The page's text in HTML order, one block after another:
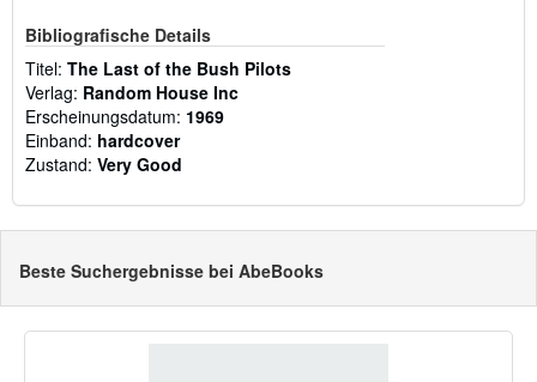
Bibliografische Details
Titel: The Last of the Bush Pilots
Verlag: Random House Inc
Erscheinungsdatum: 1969
Einband: hardcover
Zustand: Very Good
Beste Suchergebnisse bei AbeBooks